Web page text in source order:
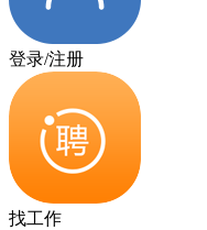
登录/注册
找工作